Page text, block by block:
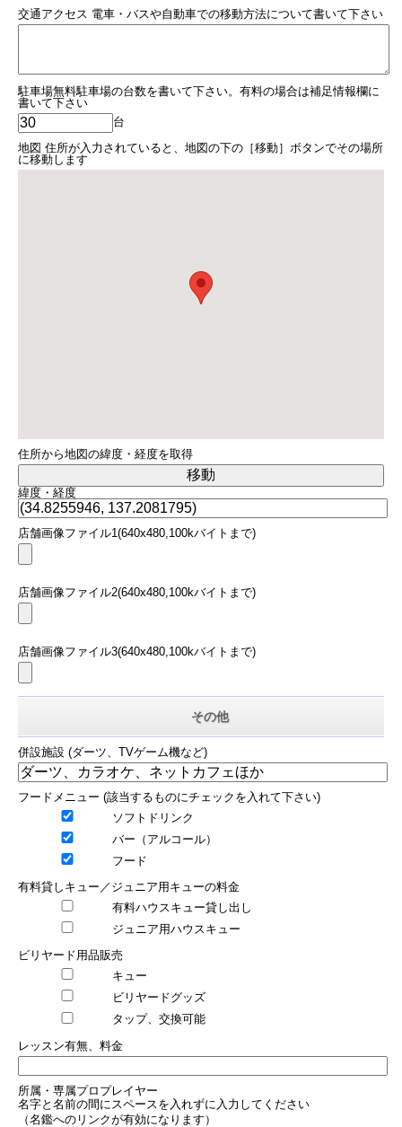
交通アクセス 電車・バスや自動車での移動方法について書いて下さい
駐車場無料駐車場の台数を書いて下さい。有料の場合は補足情報欄に
書いて下さい
台
地図 住所が入力されていると、地図の下の［移動］ボタンでその場所
に移動します
住所から地図の緯度・経度を取得
緯度・経度
店舗画像ファイル1(640x480,100kバイトまで)
店舗画像ファイル2(640x480,100kバイトまで)
店舗画像ファイル3(640x480,100kバイトまで)
その他
併設施設 (ダーツ、TVゲーム機など)
フードメニュー (該当するものにチェックを入れて下さい)
ソフトドリンク
バー（アルコール）
フード
有料貸しキュー／ジュニア用キューの料金
有料ハウスキュー貸し出し
ジュニア用ハウスキュー
ビリヤード用品販売
キュー
ビリヤードグッズ
タップ、交換可能
レッスン有無、料金
所属・専属プロプレイヤー
名字と名前の間にスペースを入れずに入力してください
（名鑑へのリンクが有効になります）